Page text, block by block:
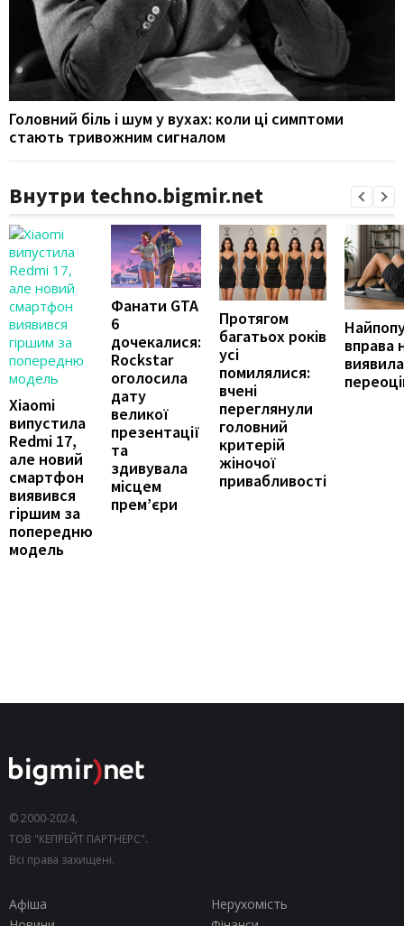
Головний біль і шум у вухах: коли ці симптоми
стають тривожним сигналом
Внутри techno.bigmir.net
Xiaomi
випустила
Redmi 17,
але новий
смартфон
виявився
гіршим за
попередню
модель
Фанати GTA
6
дочекалися:
Rockstar
оголосила
дату
великої
презентації
та
здивувала
місцем
прем’єри
Протягом
багатьох років
усі
помилялися:
вчені
переглянули
головний
критерій
жіночої
привабливості
вправа
© 2000-2024,
ТОВ "КЕПРЕЙТ ПАРТНЕРС".
Всі права захищені.
Афіша
Нерухомість